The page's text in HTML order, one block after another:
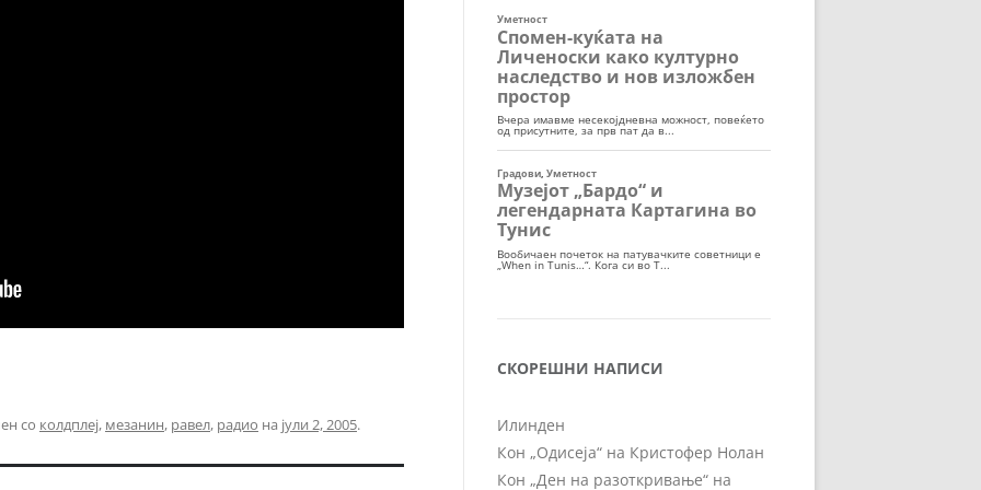
со колдплеј, мезанин, равел, радио на јули 2, 2005.
СКОРЕШНИ НАПИСИ
Илинден
Кон „Одисеја“ на Кристофер Нолан
Кон „Ден на разоткривање“ на